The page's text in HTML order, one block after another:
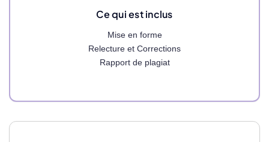
Ce qui est inclus
Mise en forme
Relecture et Corrections
Rapport de plagiat